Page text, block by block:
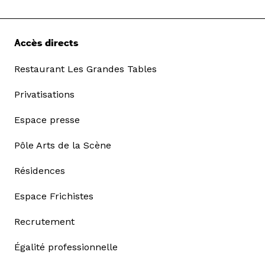
Accès directs
Restaurant Les Grandes Tables
Privatisations
Espace presse
Pôle Arts de la Scène
Résidences
Espace Frichistes
Recrutement
Égalité professionnelle